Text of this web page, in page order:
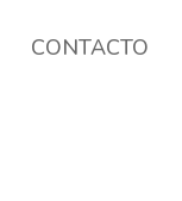
CONTACTO